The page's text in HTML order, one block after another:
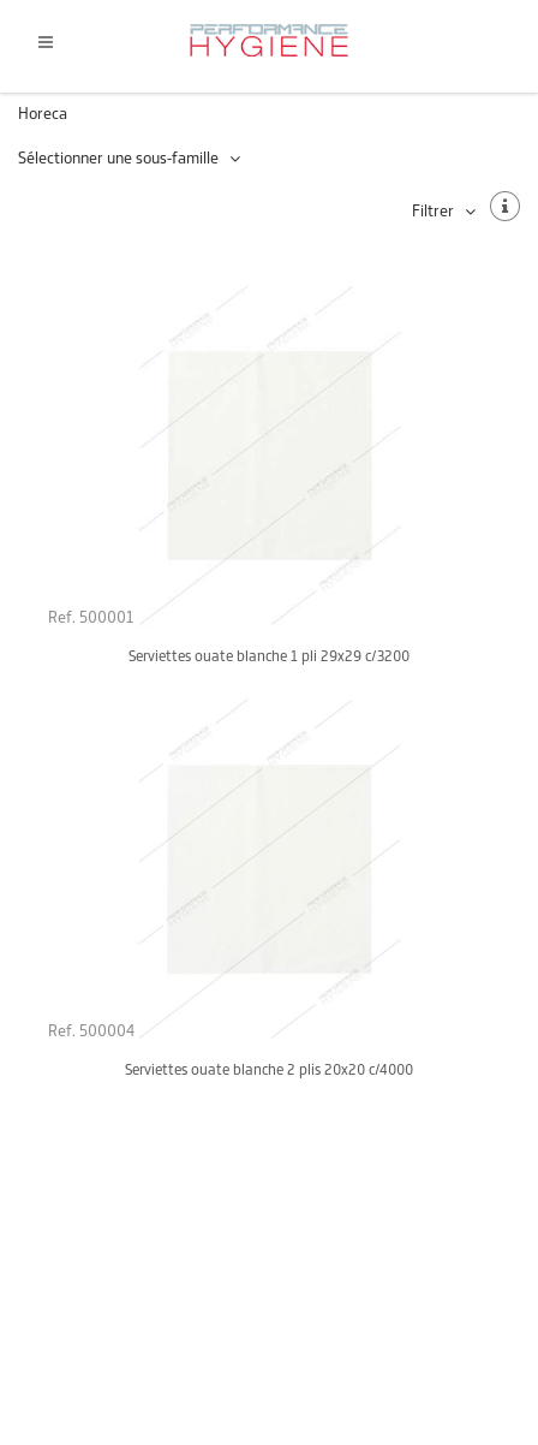
Horeca
Sélectionner une sous-famille
Filtrer
Ref. 500001
Serviettes ouate blanche 1 pli 29x29 c/3200
Ref. 500004
Serviettes ouate blanche 2 plis 20x20 c/4000